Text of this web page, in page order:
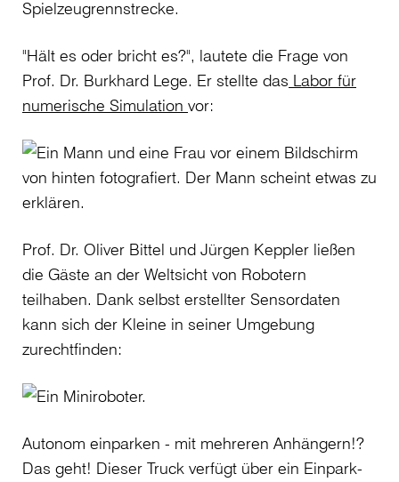
"Hält es oder bricht es?", lautete die Frage von
Prof. Dr. Burkhard Lege. Er stellte das Labor für
numerische Simulation vor:
Prof. Dr. Oliver Bittel und Jürgen Keppler ließen
die Gäste an der Weltsicht von Robotern
teilhaben. Dank selbst erstellter Sensordaten
kann sich der Kleine in seiner Umgebung
zurechtfinden:
Autonom einparken - mit mehreren Anhängern!?
Das geht! Dieser Truck verfügt über ein Einpark-